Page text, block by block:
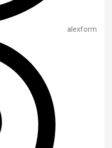
alexform